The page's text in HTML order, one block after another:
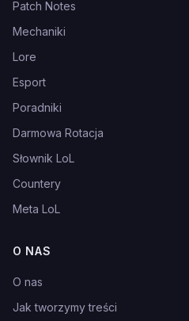
Patch Notes
Mechaniki
Lore
Esport
Poradniki
Darmowa Rotacja
Słownik LoL
Countery
Meta LoL
O NAS
O nas
Jak tworzymy treści